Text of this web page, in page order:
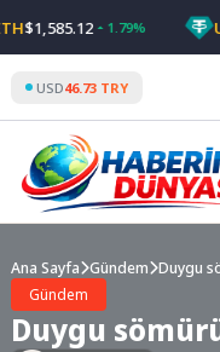
to
content
$1,585.12 1.79%
USD46.73 TRY
Ana Sayfa Gündem Duygu
Gündem
Duygu